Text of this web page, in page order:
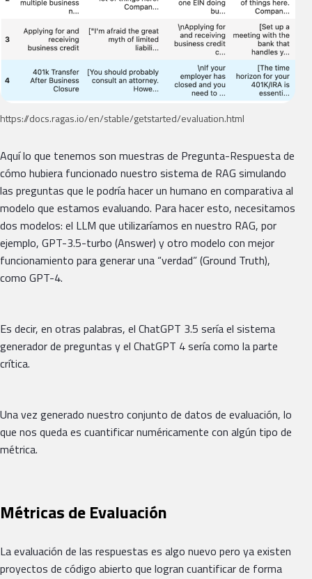
https://docs.ragas.io/en/stable/getstarted/evaluation.html
Aquí lo que tenemos son muestras de Pregunta-Respuesta de
cómo hubiera funcionado nuestro sistema de RAG simulando
las preguntas que le podría hacer un humano en comparativa al
modelo que estamos evaluando. Para hacer esto, necesitamos
dos modelos: el LLM que utilizaríamos en nuestro RAG, por
ejemplo, GPT-3.5-turbo (Answer) y otro modelo con mejor
funcionamiento para generar una “verdad” (Ground Truth),
como GPT-4.
Es decir, en otras palabras, el ChatGPT 3.5 sería el sistema
generador de preguntas y el ChatGPT 4 sería como la parte
crítica.
Una vez generado nuestro conjunto de datos de evaluación, lo
que nos queda es cuantificar numéricamente con algún tipo de
métrica.
Métricas de Evaluación
La evaluación de las respuestas es algo nuevo pero ya existen
proyectos de código abierto que logran cuantificar de forma